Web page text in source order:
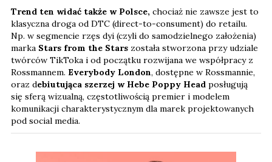
Trend ten widać także w Polsce, chociaż nie zawsze jest to
klasyczna droga od DTC (direct-to-consument) do retailu.
Np. w segmencie rzęs dyi (czyli do samodzielnego założenia)
marka Stars from the Stars została stworzona przy udziale
twórców TikToka i od początku rozwijana we współpracy z
Rossmannem. Everybody London, dostępne w Rossmannie,
oraz debiutująca szerzej w Hebe Poppy Head posługują
się sferą wizualną, częstotliwością premier i modelem
komunikacji charakterystycznym dla marek projektowanych
pod social media.